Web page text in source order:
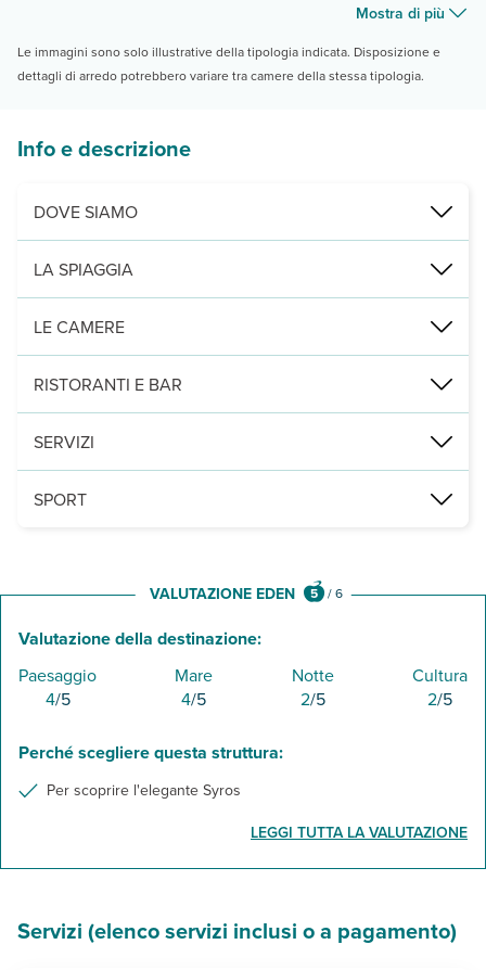
Mostra di più
Le immagini sono solo illustrative della tipologia indicata. Disposizione e
dettagli di arredo potrebbero variare tra camere della stessa tipologia.
Info e descrizione
DOVE SIAMO
Galissas, 50 m dalla spiaggia e dal centro, a 7 km da Ermoupoli
LA SPIAGGIA
di sabbia, attrezzata con ombrelloni e lettini a pagamento (teli
LE CAMERE
156 camere distribuite su 2 piani con servizi privati,
RISTORANTI E BAR
ristorante principale dove viene servita la prima colazione e la
SERVIZI
2 piscine di cui una per bambini, attrezzate con ombrelloni e
SPORT
VALUTAZIONE EDEN 5 /6
Valutazione della destinazione:
Paesaggio
4/5
Mare
4/5
Notte
2/5
Cultura
2/5
Perché scegliere questa struttura:
Per scoprire l'elegante Syros
LEGGI TUTTA LA VALUTAZIONE
Servizi (elenco servizi inclusi o a pagamento)